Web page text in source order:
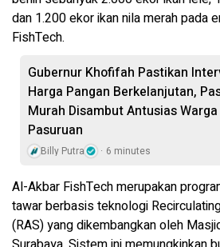
dan 1.200 ekor ikan nila merah pada
FishTech.
Gubernur Khofifah Pastikan
Harga Pangan Berkelanjutan,
Murah Disambut Antusias Warga
Pasuruan
Billy Putra 6 minutes
Al-Akbar FishTech merupakan
tawar berbasis teknologi
(RAS) yang dikembangkan oleh